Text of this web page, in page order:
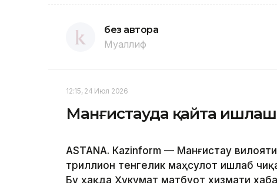
без автора
Муаллиф
12:15, 24 Июл 2026
Манғистауда қайта ишлаш
ASTANА. Кazinform — Манғистау
триллион тенгелик маҳсулот ишлаб
Бу ҳақда Ҳукумат матбуот хизмати